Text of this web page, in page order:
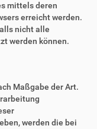
mittels deren
erreicht werden.
nicht alle
werden können.
Maßgabe der Art.
werden die bei